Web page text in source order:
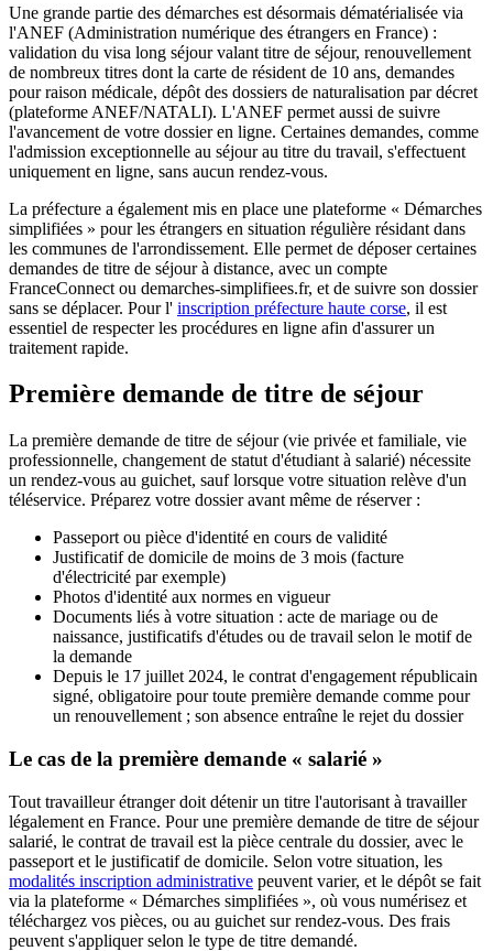
Une grande partie des démarches est désormais dématérialisée via
l'ANEF (Administration numérique des étrangers en France) :
validation du visa long séjour valant titre de séjour, renouvellement
de nombreux titres dont la carte de résident de 10 ans, demandes
pour raison médicale, dépôt des dossiers de naturalisation par décret
(plateforme ANEF/NATALI). L'ANEF permet aussi de suivre
l'avancement de votre dossier en ligne. Certaines demandes, comme
l'admission exceptionnelle au séjour au titre du travail, s'effectuent
uniquement en ligne, sans aucun rendez-vous.
La préfecture a également mis en place une plateforme « Démarches
simplifiées » pour les étrangers en situation régulière résidant dans
les communes de l'arrondissement. Elle permet de déposer certaines
demandes de titre de séjour à distance, avec un compte
FranceConnect ou demarches-simplifiees.fr, et de suivre son dossier
sans se déplacer. Pour l' inscription préfecture haute corse, il est
essentiel de respecter les procédures en ligne afin d'assurer un
traitement rapide.
Première demande de titre de séjour
La première demande de titre de séjour (vie privée et familiale, vie
professionnelle, changement de statut d'étudiant à salarié) nécessite
un rendez-vous au guichet, sauf lorsque votre situation relève d'un
téléservice. Préparez votre dossier avant même de réserver :
Passeport ou pièce d'identité en cours de validité
Justificatif de domicile de moins de 3 mois (facture
d'électricité par exemple)
Photos d'identité aux normes en vigueur
Documents liés à votre situation : acte de mariage ou de
naissance, justificatifs d'études ou de travail selon le motif de
la demande
Depuis le 17 juillet 2024, le contrat d'engagement républicain
signé, obligatoire pour toute première demande comme pour
un renouvellement ; son absence entraîne le rejet du dossier
Le cas de la première demande « salarié »
Tout travailleur étranger doit détenir un titre l'autorisant à travailler
légalement en France. Pour une première demande de titre de séjour
salarié, le contrat de travail est la pièce centrale du dossier, avec le
passeport et le justificatif de domicile. Selon votre situation, les
modalités inscription administrative peuvent varier, et le dépôt se fait
via la plateforme « Démarches simplifiées », où vous numérisez et
téléchargez vos pièces, ou au guichet sur rendez-vous. Des frais
peuvent s'appliquer selon le type de titre demandé.